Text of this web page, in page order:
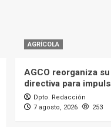
AGRÍCOLA
AGCO reorganiza
directiva para
Dpto. Redacción
7 agosto, 2026
253